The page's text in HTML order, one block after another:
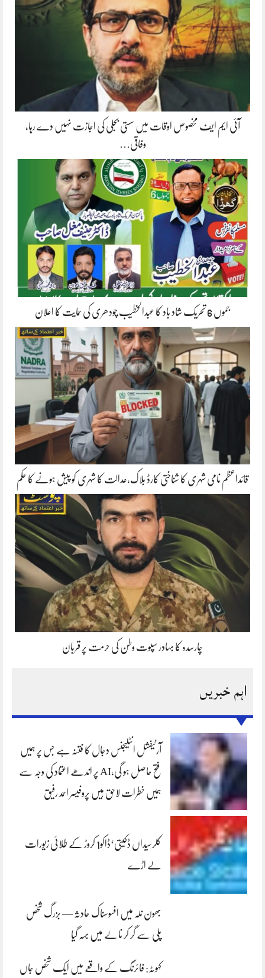
آئی ایم ایف مخصوص اوقات میں سستی بجلی کی اجازت نہیں دے رہا،
وفاقی…
جموں 6 تحریک شاد باد کا عبدالخطیب چودھری کی حمایت کا اعلان
قائداعظم نامی شہری کا شناختی کارڈ بلاک،عدالت کا شہری کو پیش ہونے کا حکم
چارسدہ کا بہادر سپوت وطن کی حرمت پر قربان
اہم خبریں
آرٹیفشل انٹلیجنس دجال کا فتنہ ہے جس پر ہمیں
فتح حاصل ہو گی،AI پر اندھے اعتماد کی وجہ سے
ہمیں خطرات لاحق ہیں پروفیسر احمد رفیق
کلرسیداں ڈکیتی‘ڈاکو1 کروڑ کے طلائی زیورات
لے اڑے
بھون نلہ میں افسوسناک حادثہ — بزرگ شخص
پلی سے گر کر نالے میں بہہ گیا
کہوٹہ: فائرنگ کے واقعے میں ایک شخص جاں